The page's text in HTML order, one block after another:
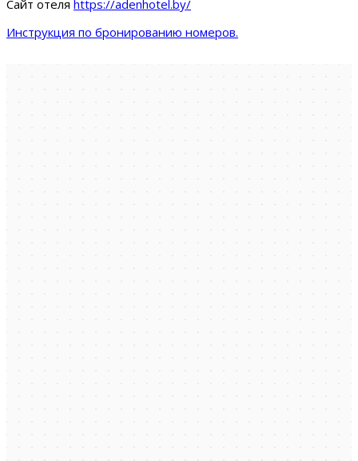
Сайт отеля https://adenhotel.by/
Инструкция по бронированию номеров.